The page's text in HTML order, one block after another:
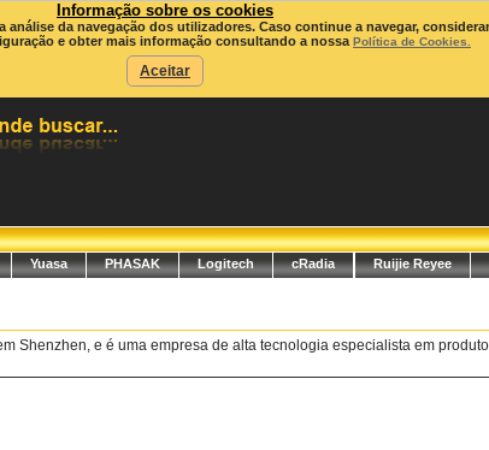
Informação sobre os cookies
da navegação dos utilizadores. Caso continue a navegar,
e obter mais informação consultando a nossa Política de Cookies.
Aceitar
Yuasa PHASAK Logitech cRadia Ruijie Reyee
Shenzhen, e é uma empresa de alta tecnologia especialista em